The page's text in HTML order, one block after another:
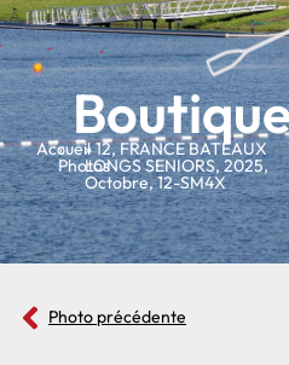
Accueil
»
Photos
»12,FRANCE BATEAUX
LONGS SENIORS,2025,
Octobre,12-SM4X
Photo précédente